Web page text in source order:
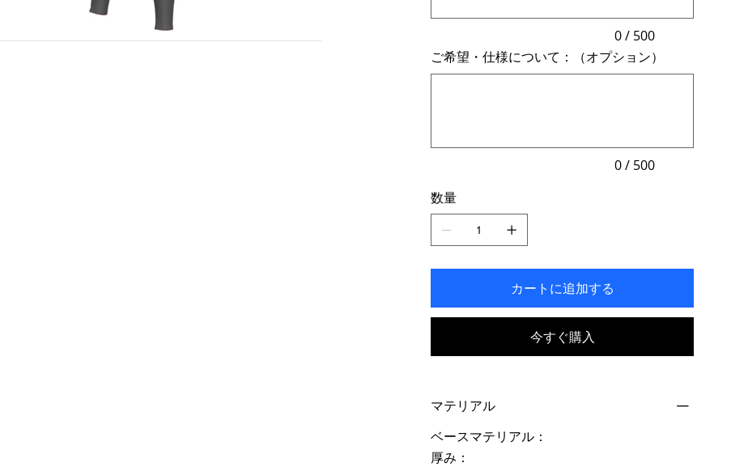
入
き
ま
す。
0 / 500
ご希望・仕様について：（オプション）
入
ま
す。
0 / 500
数量
カートに追加する
今すぐ購入
マテリアル
ベースマテリアル：
厚み：